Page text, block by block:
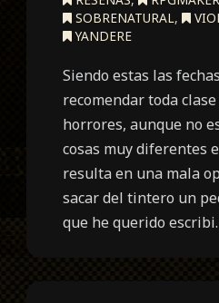
SOBRENATURAL,
YANDERE
Siendo estas las
recomendar toda
horrores, aunque no
cosas muy diferentes
resulta en una mala
sacar del tintero un
que he querido